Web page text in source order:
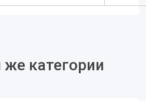
категории